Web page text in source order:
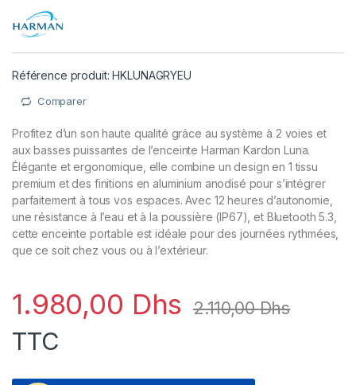
Référence produit: HKLUNAGRYEU
Comparer
Profitez d’un son haute qualité grâce au système à 2 voies et
aux basses puissantes de l’enceinte Harman Kardon Luna.
Élégante et ergonomique, elle combine un design en 1 tissu
premium et des finitions en aluminium anodisé pour s’intégrer
parfaitement à tous vos espaces. Avec 12 heures d’autonomie,
une résistance à l’eau et à la poussière (IP67), et Bluetooth 5.3,
cette enceinte portable est idéale pour des journées rythmées,
que ce soit chez vous ou à l’extérieur.
1.980,00 Dhs 2.110,00Dhs
TTC